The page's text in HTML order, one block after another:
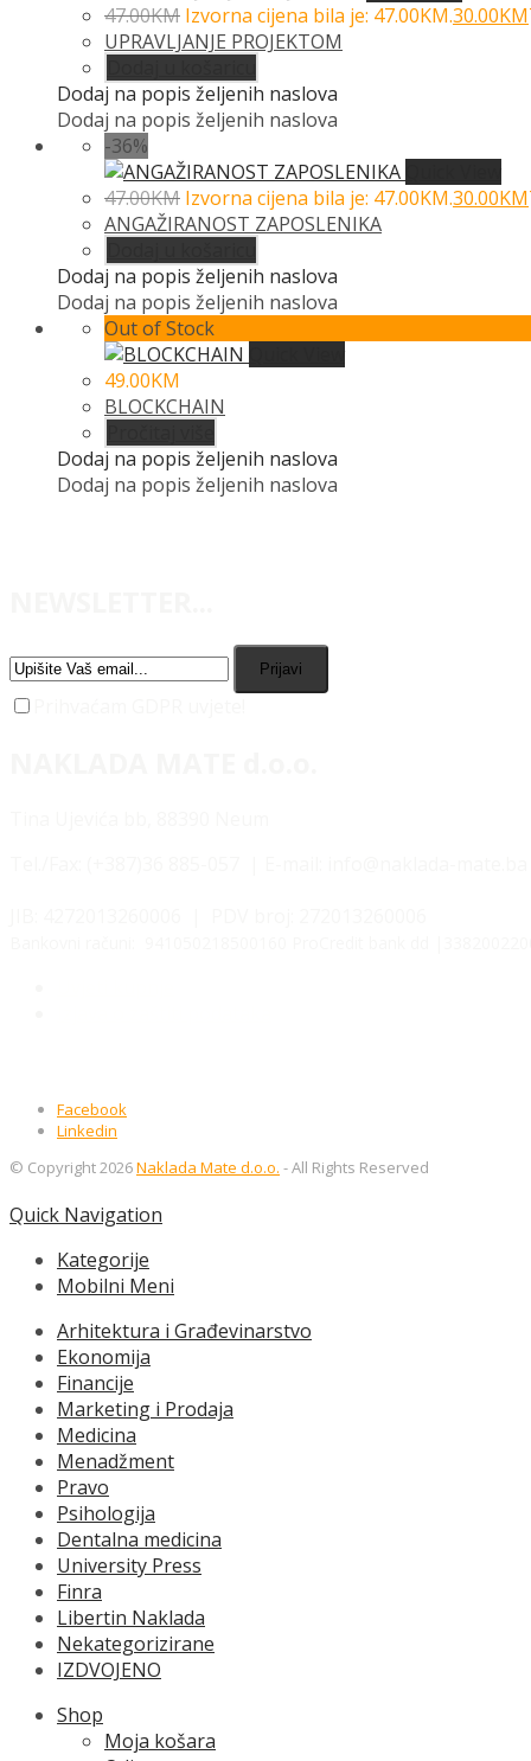
47.00KM Izvorna cijena bila je: 47.00KM.30.00KM
UPRAVLJANJE PROJEKTOM
Dodaj na popis željenih naslova
Dodaj na popis željenih naslova
-36%
47.00KM Izvorna cijena bila je: 47.00KM.30.00KM
ANGAŽIRANOST ZAPOSLENIKA
Dodaj na popis željenih naslova
Dodaj na popis željenih naslova
Out of Stock
49.00KM
BLOCKCHAIN
Dodaj na popis željenih naslova
Dodaj na popis željenih naslova
Prijavi
Facebook
Linkedin
© Copyright 2026Naklada Mate d.o.o. - All Rights Reserved
Quick Navigation
Kategorije
Mobilni Meni
Arhitektura i Građevinarstvo
Ekonomija
Financije
Marketing i Prodaja
Medicina
Menadžment
Pravo
Psihologija
Dentalna medicina
University Press
Finra
Libertin Naklada
Nekategorizirane
IZDVOJENO
Shop
Moja košara